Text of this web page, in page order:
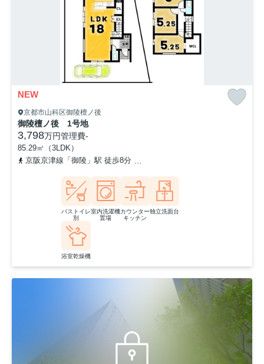
NEW
京都市山科区御陵檀ノ後
御陵檀ノ後 1号地
3,798万円管理費-
85.29㎡（3LDK）
京阪京津線「御陵」駅 徒歩8分
バストイレ
別
室内洗濯機
置場
カウンター
キッチン
独立洗面台
浴室乾燥機